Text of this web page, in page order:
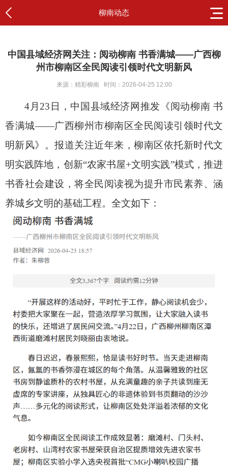
柳南动态
中国县域经济网关注：阅动柳南 书香满城——广西柳
州市柳南区全民阅读引领时代文明新风
来源：精彩柳南 时间：2026-04-25 12:00
4月23日，中国县域经济网推发《阅动柳南 书
香满城——广西柳州市柳南区全民阅读引领时代文
明新风》。报道关注近年来，柳南区依托新时代文
明实践阵地，创新“农家书屋+文明实践”模式，推进
书香社会建设，将全民阅读视为提升市民素养、涵
养城乡文明的基础工程。全文如下：